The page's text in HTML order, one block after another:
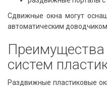
Сдвижные окна могут
автоматическим
систем
Раздвижные пластиковые